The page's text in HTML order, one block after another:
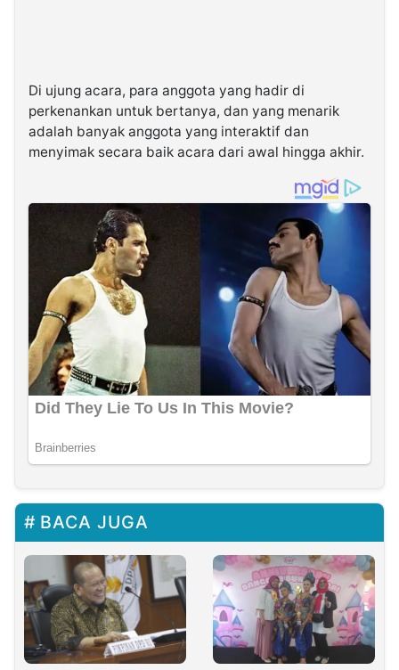
Di ujung acara, para anggota yang hadir di
perkenankan untuk bertanya, dan yang menarik
adalah banyak anggota yang interaktif dan
menyimak secara baik acara dari awal hingga akhir.
BACA JUGA